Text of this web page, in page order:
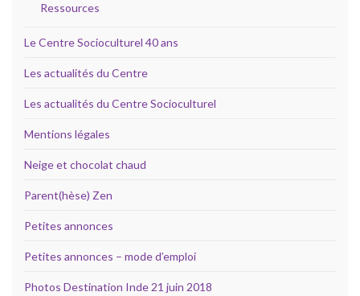
Ressources
Le Centre Socioculturel 40 ans
Les actualités du Centre
Les actualités du Centre Socioculturel
Mentions légales
Neige et chocolat chaud
Parent(hèse) Zen
Petites annonces
Petites annonces – mode d’emploi
Photos Destination Inde 21 juin 2018